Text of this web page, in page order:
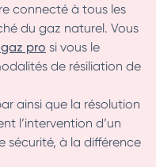
connecté à tous les
du gaz naturel. Vous
pro si vous le
de résiliation de
ainsi que la résolution
l’intervention d’un
sécurité, à la différence